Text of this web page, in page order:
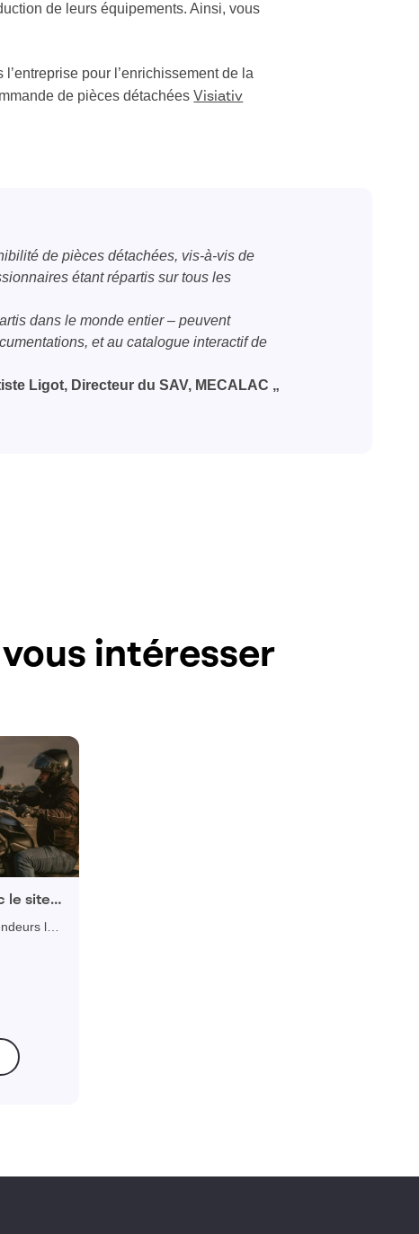
de leurs équipements. Ainsi, vous
pour l’enrichissement de la
de pièces détachéesVisiativ
de pièces détachées, vis-à-vis de
étant répartis sur tous les
dans le monde entier – peuvent
et au catalogue interactif de
Ligot, Directeur du SAV, MECALAC „
intéresser
le site
le